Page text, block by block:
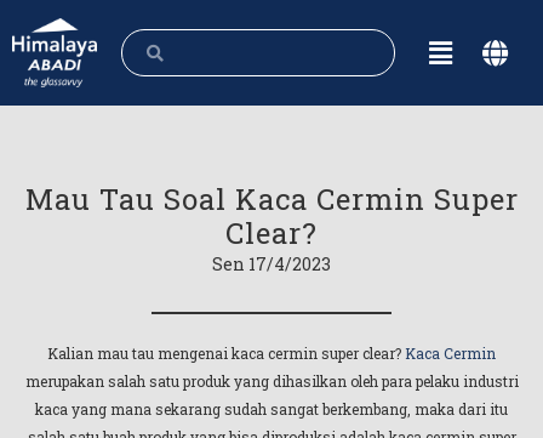
Mau Tau Soal Kaca Cermin Super
Clear?
Sen 17/4/2023
Kalian mau tau mengenai kaca cermin super clear? Kaca Cermin
merupakan salah satu produk yang dihasilkan oleh para pelaku industri
kaca yang mana sekarang sudah sangat berkembang, maka dari itu